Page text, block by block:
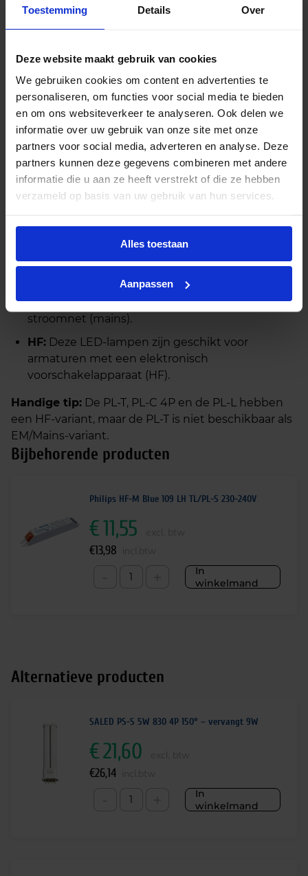
Toestemming Details Over
Deze website maakt gebruik van cookies
We gebruiken cookies om content en advertenties te
personaliseren, om functies voor social media te bieden
en om ons websiteverkeer te analyseren. Ook delen we
informatie over uw gebruik van onze site met onze
partners voor social media, adverteren en analyse. Deze
partners kunnen deze gegevens combineren met andere
informatie die u aan ze heeft verstrekt of die ze hebben
verzameld op basis van uw gebruik van hun services.
Alles toestaan
Aanpassen
Vanwege Europese regelgeving worden de
toekomst. Vanaf 2023 zijn de eerste PL-lampen al
komende jaren verder.Let op: de PL lampen zijn
al volledig uit productie, hiervoor geldt op is op.
De overstap naar LED is een slimme keuze. Je hoeft
niet je hele armatuur te vervangen. In plaats
daarvan kies je eenLED PL-lampdie past bij je
huidige installatie.
moet de juiste variant kiezen op basis van het type
voorschakelapparaat in je armatuur:
EM/Mains:Deze LED-lampen werken met een
conventioneel, elektromagnetisch
voorschakelapparaat (EM) of direct op het
stroomnet (mains).
HF: Deze LED-lampen zijn geschikt voor
armaturen met een elektronisch
voorschakelapparaat (HF).
Handige tip: De PL-T, PL-C 4P en de PL-L hebben
een HF-variant, maar de PL-T is niet beschikbaar als
EM/Mains-variant.
Bijbehorende producten
Philips HF-M Blue 109 LH TL/PL-S 230-240V
In
winkelmand
€11,55
€13,98
Alternatieve producten
SALED PS-S 5W 830 4P 150° – vervangt 9W
In
winkelmand
€21,60
€26,14